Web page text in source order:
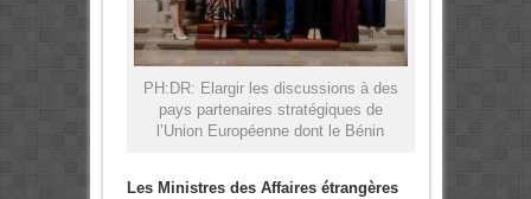
PH:DR: Elargir les discussions à des
pays partenaires stratégiques de
l’Union Européenne dont le Bénin
Les Ministres des Affaires étrangères